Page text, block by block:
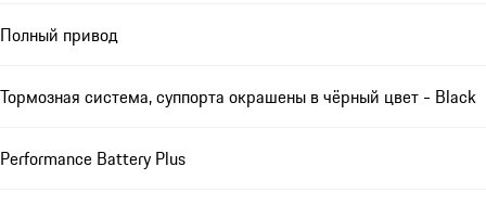
Полный привод
Тормозная система, суппорта окрашены в чёрный цвет - Black
Performance Battery Plus